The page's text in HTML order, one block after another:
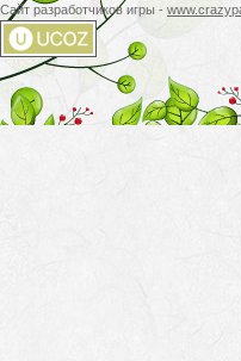
Сайт разработчиков игры -